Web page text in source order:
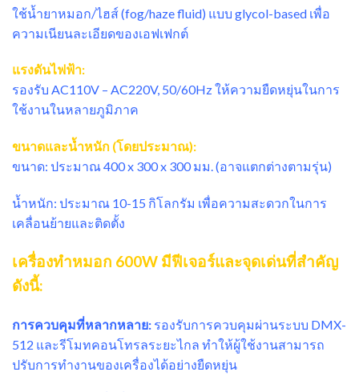
ใช้น้ำยาหมอก/ไฮส์ (fog/haze fluid) แบบ glycol-based เพื่อ
ความเนียนละเอียดของเอฟเฟกต์
แรงดันไฟฟ้า:
รองรับ AC110V – AC220V, 50/60Hz ให้ความยืดหยุ่นในการ
ใช้งานในหลายภูมิภาค
ขนาดและน้ำหนัก (โดยประมาณ):
ขนาด: ประมาณ 400 x 300 x 300 มม. (อาจแตกต่างตามรุ่น)
น้ำหนัก: ประมาณ 10-15 กิโลกรัม เพื่อความสะดวกในการ
เคลื่อนย้ายและติดตั้ง
เครื่องทำหมอก 600W มีฟีเจอร์และจุดเด่นที่สำคัญ
ดังนี้:
การควบคุมที่หลากหลาย: รองรับการควบคุมผ่านระบบ DMX-
512 และรีโมทคอนโทรลระยะไกล ทำให้ผู้ใช้งานสามารถ
ปรับการทำงานของเครื่องได้อย่างยืดหยุ่น